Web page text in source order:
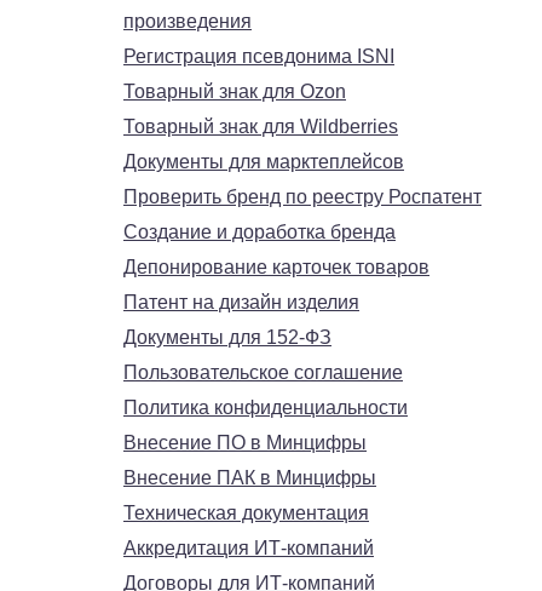
произведения
Регистрация псевдонима ISNI
Товарный знак для Ozon
Товарный знак для Wildberries
Документы для марктеплейсов
Проверить бренд по реестру Роспатент
Создание и доработка бренда
Депонирование карточек товаров
Патент на дизайн изделия
Документы для 152-ФЗ
Пользовательское соглашение
Политика конфиденциальности
Внесение ПО в Минцифры
Внесение ПАК в Минцифры
Техническая документация
Аккредитация ИТ-компаний
Договоры для ИТ-компаний